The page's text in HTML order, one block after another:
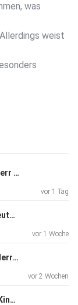
was
weist
welcher
Mehrheit
der
Wie geht es Bitpanda und Bitcoin, Herr Enzersdorfer-Konrad?
vor 1 Tag
KI-Schock aus China: Chance für Deutschland?
vor 1 Woche
Gerät die KI jetzt außer Kontrolle, Herr Krüger?
vor 2 Wochen
Wie gefährlich ist Social Media für Kinder, Herr Korte?